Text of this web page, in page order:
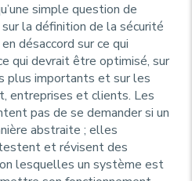
simple question de
la définition de la sécurité
désaccord sur ce qui
qui devrait être optimisé, sur
plus importants et sur les
entreprises et clients. Les
pas de se demander si un
abstraite ; elles
et révisent des
lesquelles un système est